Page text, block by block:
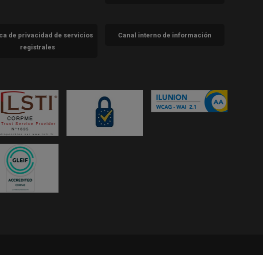
de privacidad de servicios
registrales
Canal interno de información